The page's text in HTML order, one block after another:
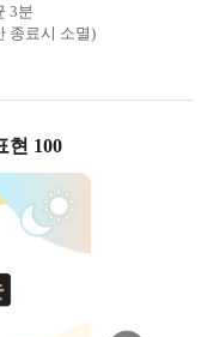
3분
종료시 소멸)
현 100